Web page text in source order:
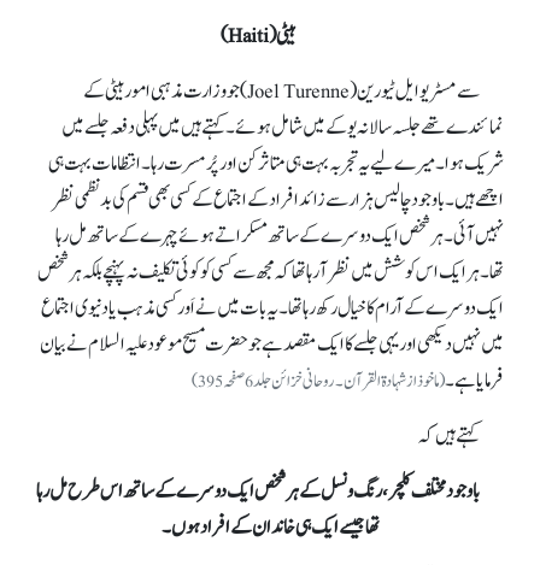
ہیٹی (Haiti)
سے مسٹر یوایل ٹیورین (Joel Turenne) جو وزارت مذہبی امور ہیٹی کے
نمائندے تھے جلسہ سالانہ یوکے میں شامل ہوئے۔ کہتے ہیں میں پہلی دفعہ جلسےمیں
شریک ہوا۔ میرے لیے یہ تجربہ بہت ہی متاثر کن اور پُرمسرت رہا۔ انتظامات بہت ہی
اچھے ہیں۔ باوجود چالیس ہزار سے زائد افراد کے اجتماع کے کسی بھی قسم کی بدنظمی نظر
نہیں آئی۔ ہر شخص ایک دوسرے کے ساتھ مسکراتے ہوئے چہرے کے ساتھ مل رہا
تھا۔ ہر ایک اس کوشش میں نظر آ رہا تھا کہ مجھ سے کسی کو کوئی تکلیف نہ پہنچے بلکہ ہر شخص
ایک دوسرے کے آرام کا خیال رکھ رہا تھا۔ یہ بات میں نے اَور کسی مذہب یا دنیوی اجتماع
میں نہیں دیکھی اور یہی جلسےکا ایک مقصد ہے جو حضرت مسیح موعود علیہ السلام نے بیان
فرمایا ہے۔(ماخوذ از شہادۃ القرآن۔ روحانی خزائن جلد6 صفحہ395)
کہتے ہیں کہ
باوجود مختلف کلچر، رنگ و نسل کے ہر شخص ایک دوسرے کے ساتھ اس طرح مل رہا
تھا جیسے ایک ہی خاندان کے افراد ہوں۔